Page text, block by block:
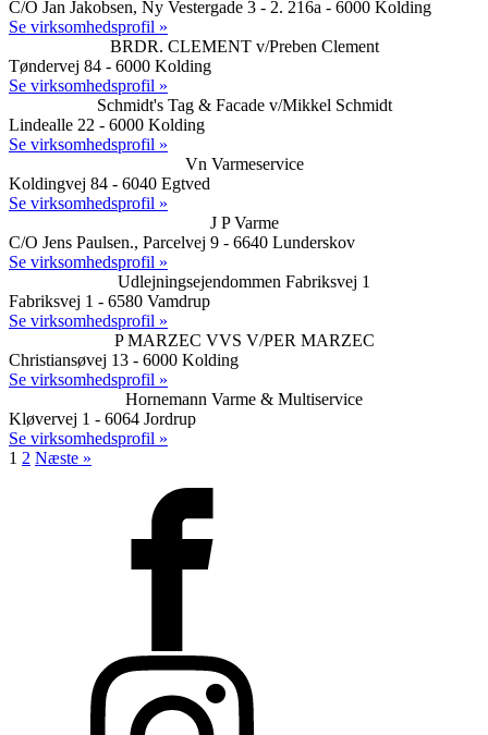
C/O Jan Jakobsen, Ny Vestergade 3 - 2. 216a - 6000 Kolding
Se virksomhedsprofil »
BRDR. CLEMENT v/Preben Clement
Tøndervej 84 - 6000 Kolding
Se virksomhedsprofil »
Schmidt's Tag & Facade v/Mikkel Schmidt
Lindealle 22 - 6000 Kolding
Se virksomhedsprofil »
Vn Varmeservice
Koldingvej 84 - 6040 Egtved
Se virksomhedsprofil »
J P Varme
C/O Jens Paulsen., Parcelvej 9 - 6640 Lunderskov
Se virksomhedsprofil »
Udlejningsejendommen Fabriksvej 1
Fabriksvej 1 - 6580 Vamdrup
Se virksomhedsprofil »
P MARZEC VVS V/PER MARZEC
Christiansøvej 13 - 6000 Kolding
Se virksomhedsprofil »
Hornemann Varme & Multiservice
Kløvervej 1 - 6064 Jordrup
Se virksomhedsprofil »
1 2 Næste »